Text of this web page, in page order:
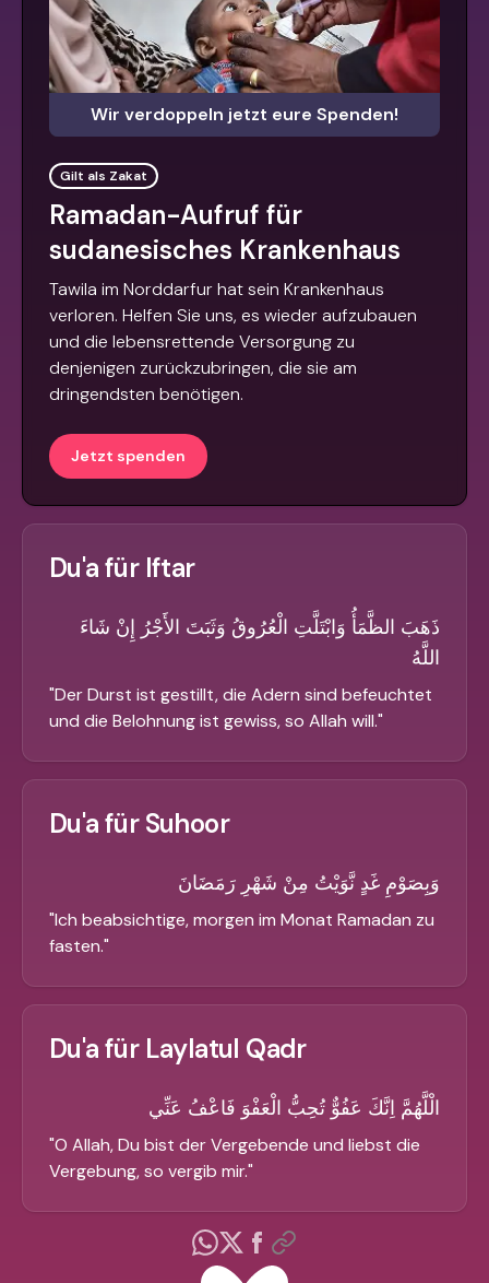
Wir verdoppeln jetzt eure Spenden!
Gilt als Zakat
Ramadan-Aufruf für
sudanesisches Krankenhaus
Tawila im Norddarfur hat sein Krankenhaus
verloren. Helfen Sie uns, es wieder aufzubauen
und die lebensrettende Versorgung zu
denjenigen zurückzubringen, die sie am
dringendsten benötigen.
Jetzt spenden
Du'a für Iftar
ذَهَبَ الظَّمَأُ وَابْتَلَّتِ الْعُرُوقُ وَثَبَتَ الأَجْرُ إِنْ شَاءَ
اللَّهُ
"Der Durst ist gestillt, die Adern sind befeuchtet
und die Belohnung ist gewiss, so Allah will."
Du'a für Suhoor
وَبِصَوْمِ غَدٍ نَّوَيْتُ مِنْ شَهْرِ رَمَضَانَ
"Ich beabsichtige, morgen im Monat Ramadan zu
fasten."
Du'a für Laylatul Qadr
الْلَّهُمَّ اِنَّكَ عَفُوٌّ تُحِبُّ الْعَفْوَ فَاعْفُ عَنِّي
"O Allah, Du bist der Vergebende und liebst die
Vergebung, so vergib mir."